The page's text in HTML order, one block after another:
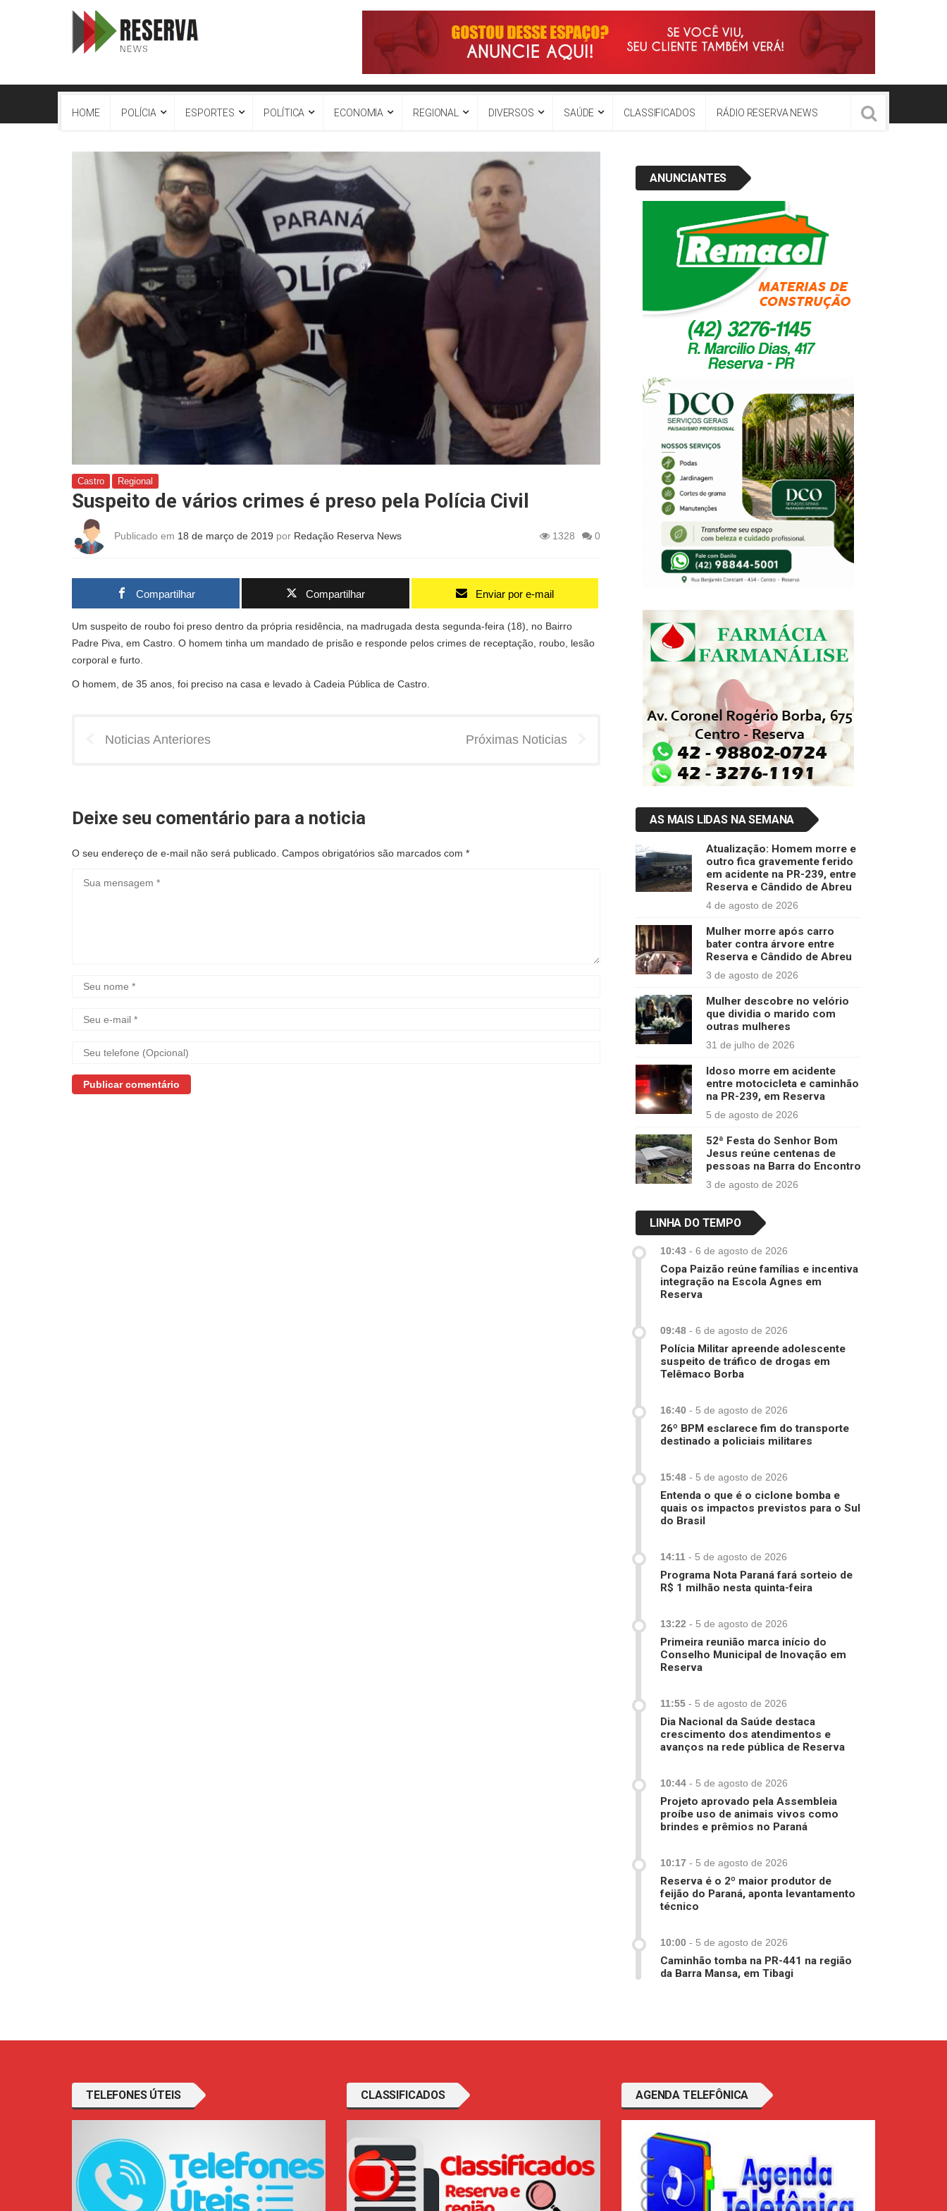
HOME POLÍCIA ESPORTES POLÍTICA ECONOMIA REGIONAL DIVERSOS SAÚDE CLASSIFICADOS RÁDIO RESERVA NEWS
Castro Regional
Suspeito de vários crimes é preso pela Polícia Civil
Publicado em 18 de março de 2019 por Redação Reserva News 1328 0
Compartilhar Compartilhar Enviar por e-mail
Um suspeito de roubo foi preso dentro da própria residência, na madrugada desta segunda-feira (18), no Bairro
Padre Piva, em Castro. O homem tinha um mandado de prisão e responde pelos crimes de receptação, roubo, lesão
corporal e furto.
O homem, de 35 anos, foi preciso na casa e levado à Cadeia Pública de Castro.
Noticias Anteriores Próximas Noticias
Deixe seu comentário para a noticia
O seu endereço de e-mail não será publicado. Campos obrigatórios são marcados com *
ANUNCIANTES
AS MAIS LIDAS NA SEMANA
Atualização: Homem morre e
outro fica gravemente ferido
em acidente na PR-239, entre
Reserva e Cândido de Abreu
4 de agosto de 2026
Mulher morre após carro
bater contra árvore entre
Reserva e Cândido de Abreu
3 de agosto de 2026
Mulher descobre no velório
que dividia o marido com
outras mulheres
31 de julho de 2026
Idoso morre em acidente
entre motocicleta e caminhão
na PR-239, em Reserva
5 de agosto de 2026
52ª Festa do Senhor Bom
Jesus reúne centenas de
pessoas na Barra do Encontro
3 de agosto de 2026
LINHA DO TEMPO
10:43 - 6 de agosto de 2026
Copa Paizão reúne famílias e incentiva
integração na Escola Agnes em
Reserva
09:48 - 6 de agosto de 2026
Polícia Militar apreende adolescente
suspeito de tráfico de drogas em
Telêmaco Borba
16:40 - 5 de agosto de 2026
26º BPM esclarece fim do transporte
destinado a policiais militares
15:48 - 5 de agosto de 2026
Entenda o que é o ciclone bomba e
quais os impactos previstos para o Sul
do Brasil
14:11 - 5 de agosto de 2026
Programa Nota Paraná fará sorteio de
R$ 1 milhão nesta quinta-feira
13:22 - 5 de agosto de 2026
Primeira reunião marca início do
Conselho Municipal de Inovação em
Reserva
11:55 - 5 de agosto de 2026
Dia Nacional da Saúde destaca
crescimento dos atendimentos e
avanços na rede pública de Reserva
10:44 - 5 de agosto de 2026
Projeto aprovado pela Assembleia
proíbe uso de animais vivos como
brindes e prêmios no Paraná
10:17 - 5 de agosto de 2026
Reserva é o 2º maior produtor de
feijão do Paraná, aponta levantamento
técnico
10:00 - 5 de agosto de 2026
Caminhão tomba na PR-441 na região
da Barra Mansa, em Tibagi
TELEFONES ÚTEIS CLASSIFICADOS AGENDA TELEFÔNICA